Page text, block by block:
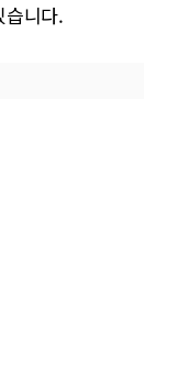
습니다.